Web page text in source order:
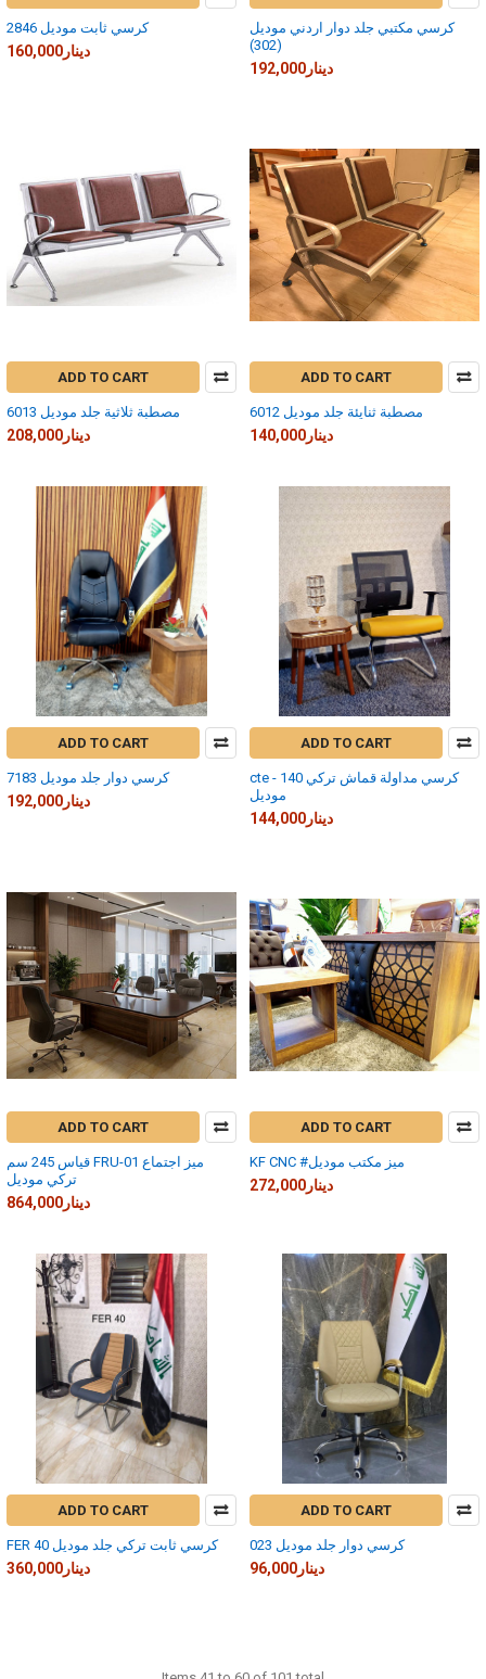
كرسي ثابت موديل 2846
160,000دينار
كرسي مكتبي جلد دوار اردني موديل
(302)
192,000دينار
ADD TO CART
مصطبة ثلاثية جلد موديل 6013
208,000دينار
ADD TO CART
مصطبة ثنايئة جلد موديل 6012
140,000دينار
ADD TO CART
كرسي دوار جلد موديل 7183
192,000دينار
ADD TO CART
cte - 140 كرسي مداولة قماش تركي
موديل
144,000دينار
ADD TO CART
قياس 245 سم FRU-01 ميز اجتماع
تركي موديل
864,000دينار
ADD TO CART
KF CNC #ميز مكتب موديل
272,000دينار
ADD TO CART
FER 40 كرسي ثابت تركي جلد موديل
360,000دينار
ADD TO CART
كرسي دوار جلد موديل 023
96,000دينار